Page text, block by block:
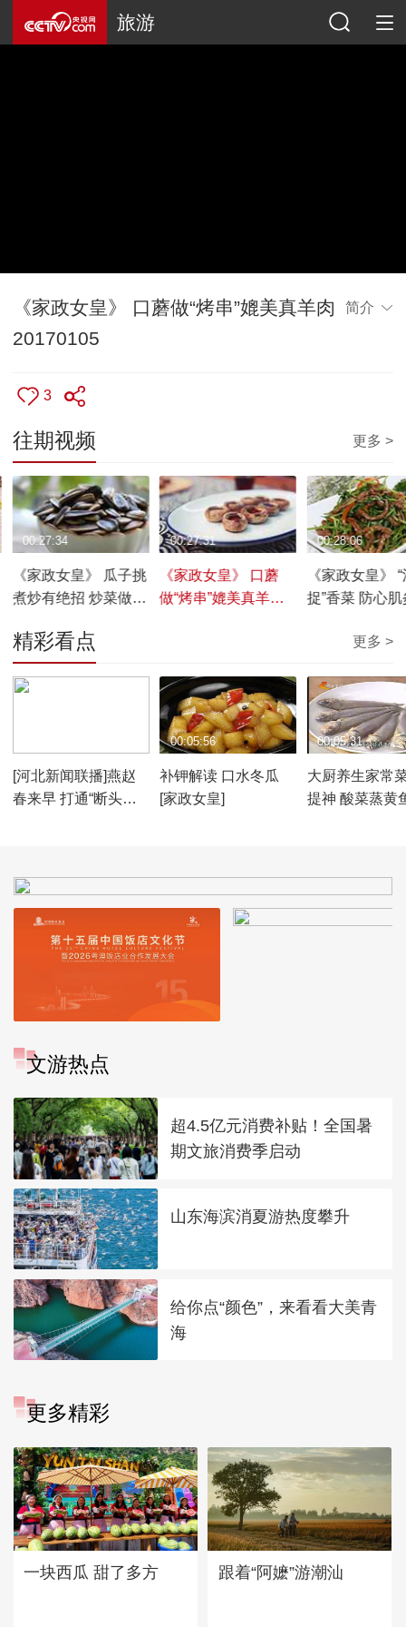
旅游
《家政女皇》 口蘑做“烤串”媲美真羊肉
20170105
简介
3
往期视频 更多 >
《家政女皇》 瓜子挑
煮炒有绝招 炒菜做点
00:27:34
《家政女皇》 口蘑
做“烤串”媲美真羊肉
00:27:31
《家政女皇》 “
捉”香菜 防心肌
20170104
00:28:06
精彩看点 更多 >
[河北新闻联播]燕赵
春来早 打通“断头路”
补钾解读 口水冬瓜
[家政女皇]
00:05:56
大厨养生家常
提神 酸菜蒸黄
00:05:31
文游热点
超4.5亿元消费补贴！全国暑
期文旅消费季启动
山东海滨消夏游热度攀升
给你点“颜色”，来看看大美青
海
更多精彩
一块西瓜 甜了多方 跟着“阿嬷”游潮汕